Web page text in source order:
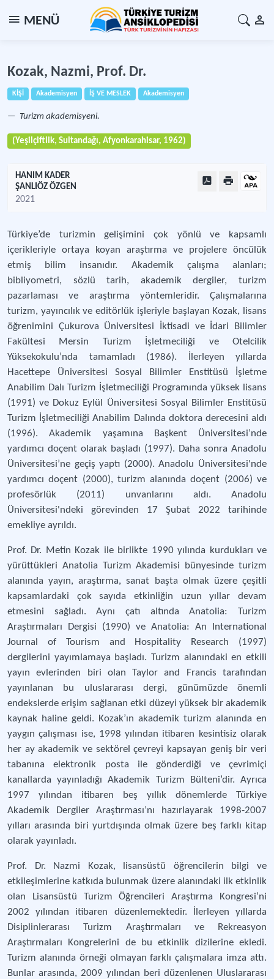
MENÜ
Kozak, Nazmi, Prof. Dr.
KİŞİ Akademisyen İŞ VE MESLEK Akademisyen
Turizm akademisyeni.
(Yeşilçiftlik, Sultandağı, Afyonkarahisar, 1962)
HANIM KADER
ŞANLIÖZ ÖZGEN
2021
Türkiye’de turizmin gelişimini çok yönlü ve kapsamlı
içerikleriyle ortaya koyan araştırma ve projelere öncülük
etmiş bilim insanıdır. Akademik çalışma alanları;
bibliyometri, sözlü tarih, akademik dergiler, turizm
pazarlaması ve araştırma yöntemleridir. Çalışmalarına
turizm, yayıncılık ve editörlük işleriyle başlayan Kozak, lisans
öğrenimini Çukurova Üniversitesi İktisadi ve İdari Bilimler
Fakültesi Mersin Turizm İşletmeciliği ve Otelcilik
Yüksekokulu’nda tamamladı (1986). İlerleyen yıllarda
Hacettepe Üniversitesi Sosyal Bilimler Enstitüsü İşletme
Anabilim Dalı Turizm İşletmeciliği Programında yüksek lisans
(1991) ve Dokuz Eylül Üniversitesi Sosyal Bilimler Enstitüsü
Turizm İşletmeciliği Anabilim Dalında doktora derecesini aldı
(1996). Akademik yaşamına Başkent Üniversitesi’nde
yardımcı doçent olarak başladı (1997). Daha sonra Anadolu
Üniversitesi’ne geçiş yaptı (2000). Anadolu Üniversitesi'nde
yardımcı doçent (2000), turizm alanında doçent (2006) ve
profesörlük (2011) unvanlarını aldı. Anadolu
Üniversitesi'ndeki görevinden 17 Şubat 2022 tarihinde
emekliye ayrıldı.
Prof. Dr. Metin Kozak ile birlikte 1990 yılında kurdukları ve
yürüttükleri Anatolia Turizm Akademisi bünyesinde turizm
alanında yayın, araştırma, sanat başta olmak üzere çeşitli
kapsamlardaki çok sayıda etkinliğin uzun yıllar devam
etmesini sağladı. Aynı çatı altında Anatolia: Turizm
Araştırmaları Dergisi (1990) ve Anatolia: An International
Journal of Tourism and Hospitality Research (1997)
dergilerini yayımlamaya başladı. Turizm alanındaki en etkili
yayın evlerinden biri olan Taylor and Francis tarafından
yayınlanan bu uluslararası dergi, günümüzde önemli
endekslerde erişim sağlanan etki düzeyi yüksek bir akademik
kaynak haline geldi. Kozak’ın akademik turizm alanında en
yaygın çalışması ise, 1998 yılından itibaren kesintisiz olarak
her ay akademik ve sektörel çevreyi kapsayan geniş bir veri
tabanına elektronik posta ile gönderdiği ve çevrimiçi
kanallarda yayınladığı Akademik Turizm Bülteni’dir. Ayrıca
1997 yılından itibaren beş yıllık dönemlerde Türkiye
Akademik Dergiler Araştırması’nı hazırlayarak 1998-2007
yılları arasında biri yurtdışında olmak üzere beş farklı kitap
olarak yayınladı.
Prof. Dr. Nazmi Kozak, lisansüstü öğrencilerin bilgi ve
etkileşimlerine katkıda bulunmak üzere alanındaki ilk etkinlik
olan Lisansüstü Turizm Öğrencileri Araştırma Kongresi’ni
2002 yılından itibaren düzenlemektedir. İlerleyen yıllarda
Disiplinlerarası Turizm Araştırmaları ve Rekreasyon
Araştırmaları Kongrelerini de bu etkinlik dizilerine ekledi.
Turizm alanında örneği olmayan farklı çalışmalara imza attı.
Bunlar arasında, 2009 yılından beri düzenlenen Uluslararası